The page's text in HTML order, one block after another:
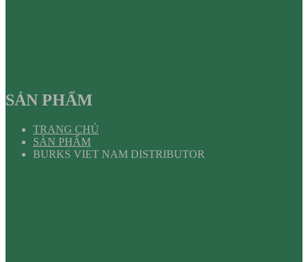
SẢN PHẨM
TRANG CHỦ
SẢN PHẨM
BURKS VIET NAM DISTRIBUTOR